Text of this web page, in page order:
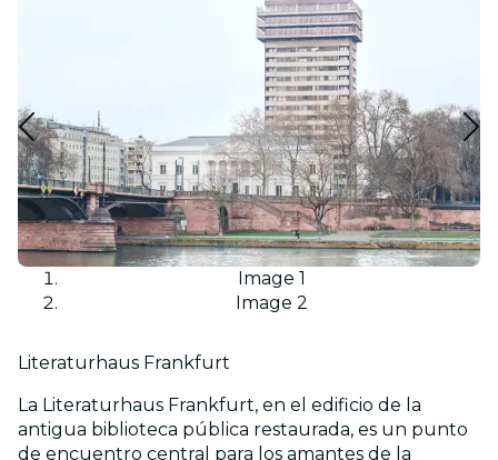
Image 1
Image 2
Literaturhaus Frankfurt
La Literaturhaus Frankfurt, en el edificio de la
antigua biblioteca pública restaurada, es un punto
de encuentro central para los amantes de la